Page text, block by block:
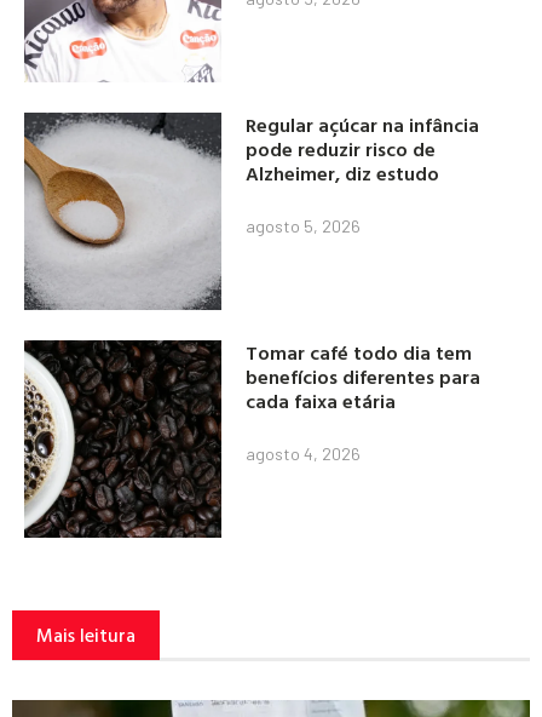
Regular açúcar na infância
pode reduzir risco de
Alzheimer, diz estudo
agosto 5, 2026
Tomar café todo dia tem
benefícios diferentes para
cada faixa etária
agosto 4, 2026
Mais leitura